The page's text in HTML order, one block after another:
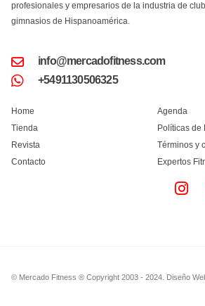
profesionales y empresarios de la industria de
gimnasios de Hispanoamérica.
info@mercadofitness.com
+5491130506325
Home
Tienda
Revista
Contacto
Agenda
Políticas de
Términos y
Expertos
© Mercado Fitness ® Copyright 2003 - 2024. Diseño